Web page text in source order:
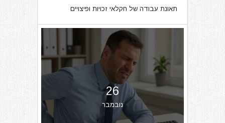
תאונת עבודה של חקלאי זכויות ופיצויים
26
נובמבר